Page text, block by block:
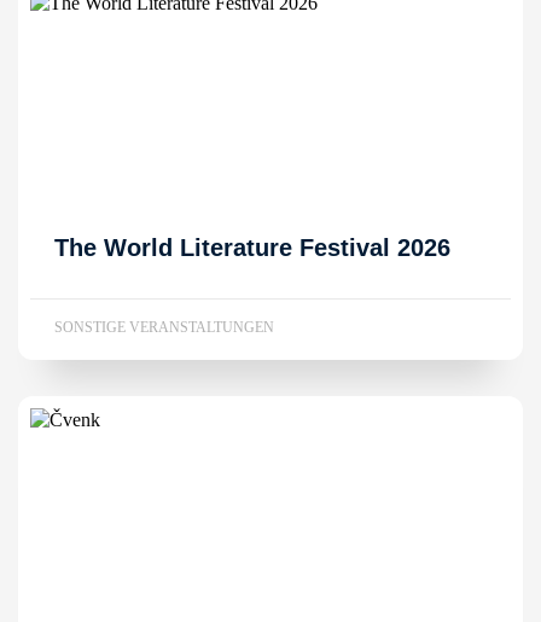
The World Literature Festival 2026
SONSTIGE VERANSTALTUNGEN